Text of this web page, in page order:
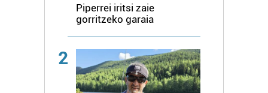
Piperrei iritsi zaie
gorritzeko garaia
2